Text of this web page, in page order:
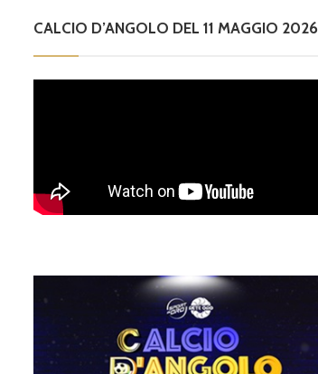
CALCIO D’ANGOLO DEL 11 MAGGIO 2026